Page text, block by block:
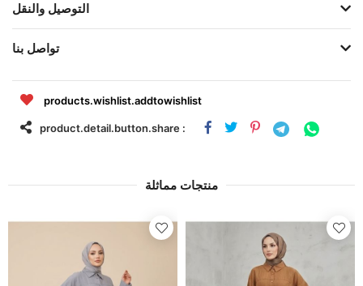
التوصيل والنقل
تواصل بنا
products.wishlist.addtowishlist
product.detail.button.share :
منتجات مماثلة